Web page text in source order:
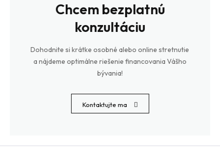
Chcem bezplatnú
konzultáciu
Dohodnite si krátke osobné alebo online stretnutie
a nájdeme optimálne riešenie financovania Vášho
bývania!
Kontaktujte ma